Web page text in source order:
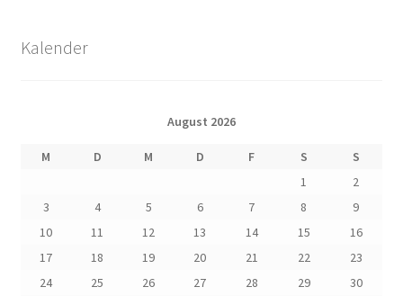
Kalender
August 2026
M D M D F S
S
1
2
3
4 5 6 7 8
9
10
11 12 13 14 15
16
17
18 19 20 21 22
23
24
25 26 27 28 29
30